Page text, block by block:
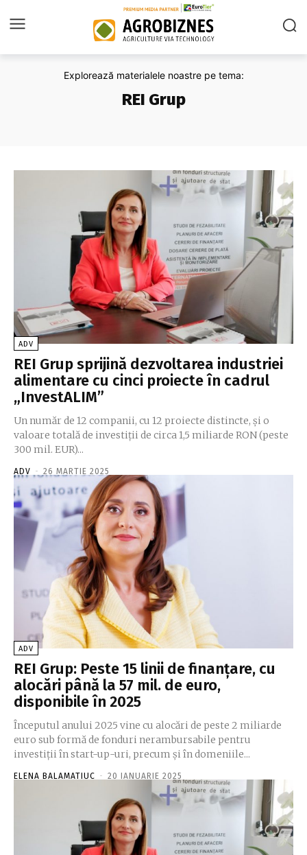
Explorează materialele noastre pe tema:
REI Grup
ADV
REI Grup sprijină dezvoltarea industriei
alimentare cu cinci proiecte în cadrul
„InvestALIM”
Un număr de 12 companii, cu 12 proiecte distincte, și o
valoare totală de investiții de circa 1,5 miliarde RON (peste
300 mil. EUR)...
ADV - 26 MARTIE 2025
ADV
REI Grup: Peste 15 linii de finanțare, cu
alocări până la 57 mil. de euro,
disponibile în 2025
Începutul anului 2025 vine cu alocări de peste 2 miliarde
euro sub formă de fonduri nerambursabile pentru
investiții în start-up-uri, precum și în domeniile...
ELENA BALAMATIUC - 20 IANUARIE 2025